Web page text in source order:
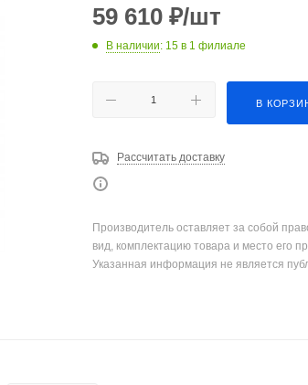
59 610 ₽/шт
В наличии: 15 в 1 филиале
В
Рассчитать доставку
Производитель оставляет за собой
вид, комплектацию товара и место его
Указанная информация не является